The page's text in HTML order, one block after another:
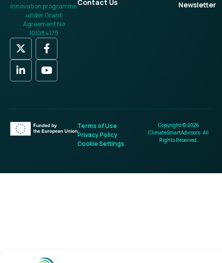
innovation programme
under Grant
Agreement No
101084179
Contact Us
Newsletter
Copyright © 2026
ClimateSmartAdvisors. All
Rights Reserved.
Terms of Use
Privacy Policy
Cookie Settings